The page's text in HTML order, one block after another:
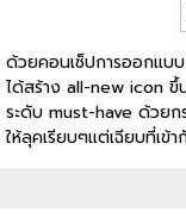
ด้วยคอนเซ็ปการออกแบ
ได้สร้าง all-new icon ขึ้
ระดับ must-have ด้วยก
ให้ลุคเรียบๆแต่เฉียบที่เข้